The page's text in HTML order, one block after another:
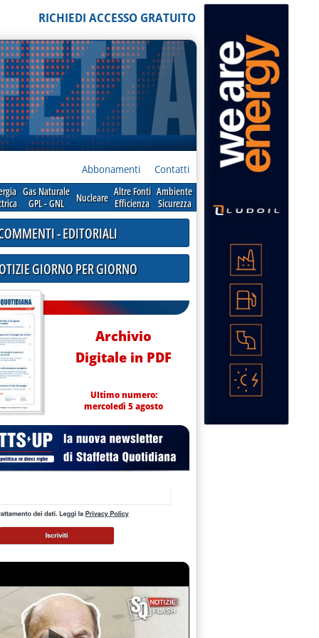
RICHIEDI ACCESSO GRATUITO
Abbonamenti Contatti
Gas Naturale
GPL - GNL
Nucleare Altre Fonti
Efficienza
Ambiente
Sicurezza
la qualità del servizio'
- EDITORIALI
GIORNO PER GIORNO
Archivio
Digitale in PDF
Ultimo numero:
mercoledì 5 agosto